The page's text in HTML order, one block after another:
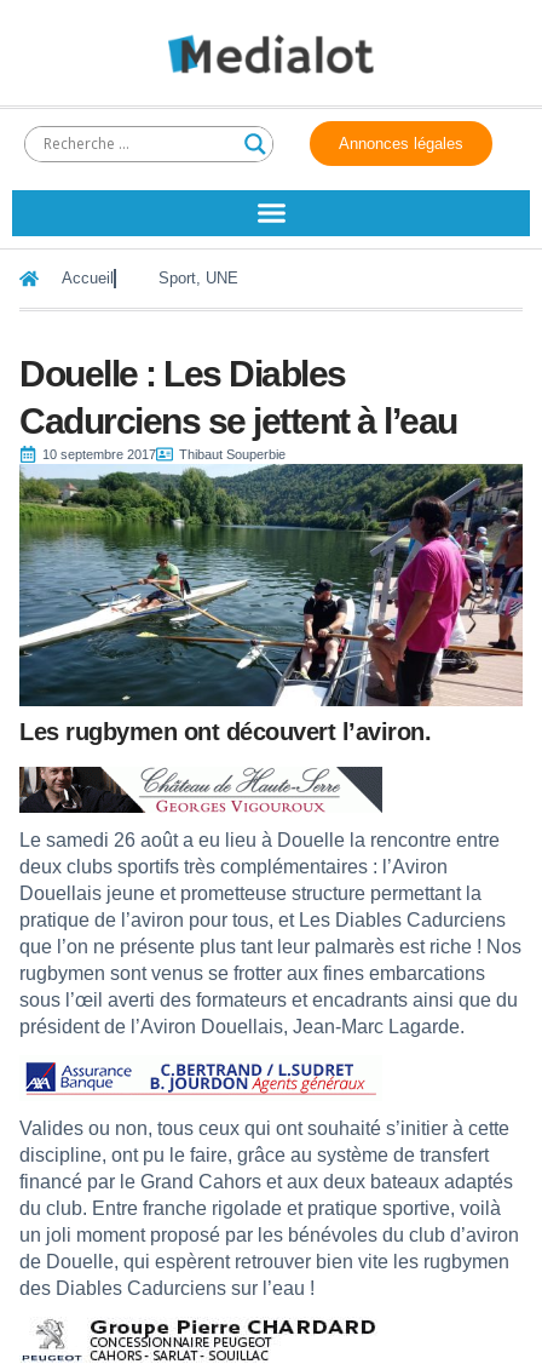
Annonces légales
Accueil Sport, UNE
Douelle : Les Diables
Cadurciens se jettent à l’eau
10 septembre 2017 Thibaut Souperbie
Les rugbymen ont découvert l’aviron.
Le samedi 26 août a eu lieu à Douelle la rencontre entre
deux clubs sportifs très complémentaires : l’Aviron
Douellais jeune et prometteuse structure permettant la
pratique de l’aviron pour tous, et Les Diables Cadurciens
que l’on ne présente plus tant leur palmarès est riche ! Nos
rugbymen sont venus se frotter aux fines embarcations
sous l’œil averti des formateurs et encadrants ainsi que du
président de l’Aviron Douellais, Jean-Marc Lagarde.
Valides ou non, tous ceux qui ont souhaité s’initier à cette
discipline, ont pu le faire, grâce au système de transfert
financé par le Grand Cahors et aux deux bateaux adaptés
du club. Entre franche rigolade et pratique sportive, voilà
un joli moment proposé par les bénévoles du club d’aviron
de Douelle, qui espèrent retrouver bien vite les rugbymen
des Diables Cadurciens sur l’eau !